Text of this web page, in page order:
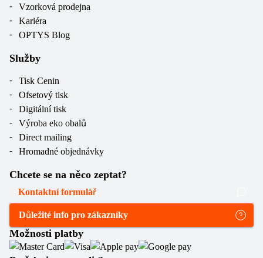
Vzorková prodejna
Kariéra
OPTYS Blog
Služby
Tisk Cenin
Ofsetový tisk
Digitální tisk
Výroba eko obalů
Direct mailing
Hromadné objednávky
Chcete se na něco zeptat?
Kontaktní formulář
Důležité info pro zákazníky
Možnosti platby